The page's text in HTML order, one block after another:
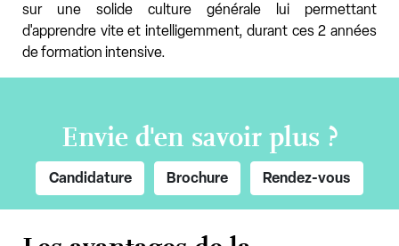
sur une solide culture générale lui permettant
d'apprendre vite et intelligemment, durant ces 2 années
de formation intensive.
Envie d'en savoir plus ?
Candidature Brochure Rendez-vous